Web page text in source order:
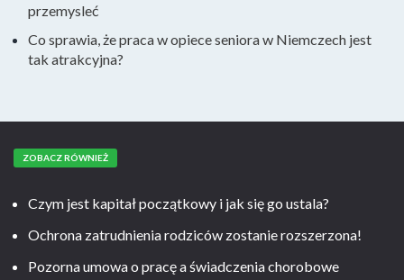
przemysleć
Co sprawia, że praca w opiece seniora w Niemczech jest
tak atrakcyjna?
ZOBACZ RÓWNIEŻ
Czym jest kapitał początkowy i jak się go ustala?
Ochrona zatrudnienia rodziców zostanie rozszerzona!
Pozorna umowa o pracę a świadczenia chorobowe